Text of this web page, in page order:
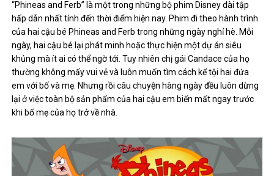
“Phineas and Ferb” là một trong những bộ phim Disney dài tập
hấp dẫn nhất tính đến thời điểm hiện nay. Phim đi theo hành trình
của hai cậu bé Phineas and Ferb trong những ngày nghỉ hè. Mỗi
ngày, hai cậu bé lại phát minh hoặc thực hiện một dự án siêu
khủng mà ít ai có thể ngờ tới. Tuy nhiên chị gái Candace của họ
thường không mấy vui vẻ và luôn muốn tìm cách kể tội hai đứa
em với bố và mẹ. Nhưng rồi câu chuyện hàng ngày đều luôn dừng
lại ở việc toàn bộ sản phẩm của hai cậu em biến mất ngay trước
khi bố mẹ của họ trở về nhà.